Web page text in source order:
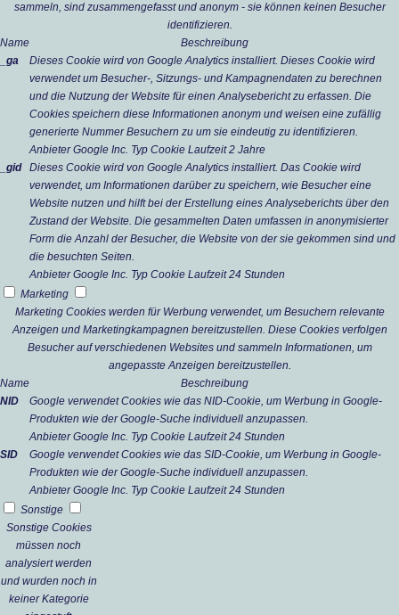
sammeln, sind zusammengefasst und anonym - sie können keinen Besucher
identifizieren.
Name
Beschreibung
_ga
Dieses Cookie wird von Google Analytics installiert. Dieses Cookie wird
verwendet um Besucher-, Sitzungs- und Kampagnendaten zu berechnen
und die Nutzung der Website für einen Analysebericht zu erfassen. Die
Cookies speichern diese Informationen anonym und weisen eine zufällig
generierte Nummer Besuchern zu um sie eindeutig zu identifizieren.
Anbieter Google Inc. Typ Cookie Laufzeit 2 Jahre
_gid
Dieses Cookie wird von Google Analytics installiert. Das Cookie wird
verwendet, um Informationen darüber zu speichern, wie Besucher eine
Website nutzen und hilft bei der Erstellung eines Analyseberichts über den
Zustand der Website. Die gesammelten Daten umfassen in anonymisierter
Form die Anzahl der Besucher, die Website von der sie gekommen sind und
die besuchten Seiten.
Anbieter Google Inc. Typ Cookie Laufzeit 24 Stunden
Marketing
Marketing Cookies werden für Werbung verwendet, um Besuchern relevante
Anzeigen und Marketingkampagnen bereitzustellen. Diese Cookies verfolgen
Besucher auf verschiedenen Websites und sammeln Informationen, um
angepasste Anzeigen bereitzustellen.
Name
Beschreibung
NID
Google verwendet Cookies wie das NID-Cookie, um Werbung in Google-
Produkten wie der Google-Suche individuell anzupassen.
Anbieter Google Inc. Typ Cookie Laufzeit 24 Stunden
SID
Google verwendet Cookies wie das SID-Cookie, um Werbung in Google-
Produkten wie der Google-Suche individuell anzupassen.
Anbieter Google Inc. Typ Cookie Laufzeit 24 Stunden
Sonstige
Sonstige Cookies
müssen noch
analysiert werden
und wurden noch in
keiner Kategorie